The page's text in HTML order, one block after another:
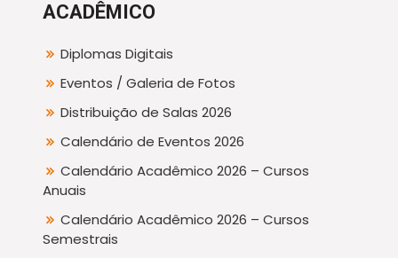
ACADÊMICO
Diplomas Digitais
Eventos / Galeria de Fotos
Distribuição de Salas 2026
Calendário de Eventos 2026
Calendário Acadêmico 2026 – Cursos
Anuais
Calendário Acadêmico 2026 – Cursos
Semestrais